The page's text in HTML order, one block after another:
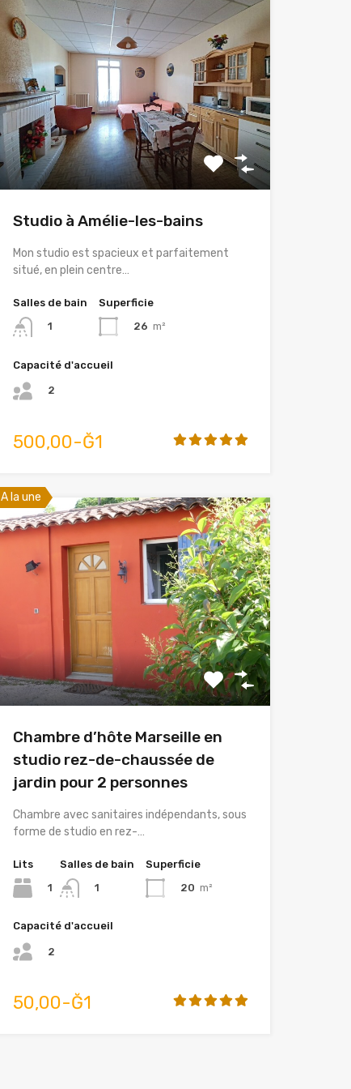
Studio à Amélie-les-bains
Mon studio est spacieux et parfaitement
situé, en plein centre…
Salles de bain
1
Superficie
26 m²
Capacité d'accueil
2
500,00-Ğ1
A la une
Chambre d’hôte Marseille en
studio rez-de-chaussée de
jardin pour 2 personnes
Chambre avec sanitaires indépendants, sous
forme de studio en rez-…
Lits
1
Salles de bain
1
Superficie
20 m²
Capacité d'accueil
2
50,00-Ğ1